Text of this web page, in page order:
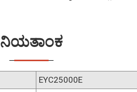
ನಿಯತಾಂಕ
EYC25000E